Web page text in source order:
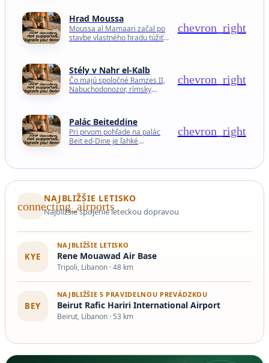
organizácia Hizballáh toto
múzeum na pamiatku bojov,
ktoré viedla proti…
Hrad Moussa
Moussa al Mamaari začal po
stavbe vlastného hradu túžiť v
chevron_right
Stély v Nahr el-Kalb
Čo majú spoločné Ramzes II,
Nabuchodonozor, rímsky
toho, že boli dobyvateľmi a
vládcami, mali…
chevron_right
Palác Beiteddine
Pri prvom pohľade na palác
Beit ed-Dine je ľahké
architektúre, historickým
chevron_right
connecting_airports
NAJBLIŽŠIE LETISKO
Najbližšie spojenie leteckou dopravou
KYE
NAJBLIŽŠIE LETISKO
Rene Mouawad Air Base
Tripoli, Libanon · 48 km
BEY
NAJBLIŽŠIE S PRAVIDELNOU PREVÁDZKOU
Beirut Rafic Hariri International Airport
Beirut, Libanon · 53 km